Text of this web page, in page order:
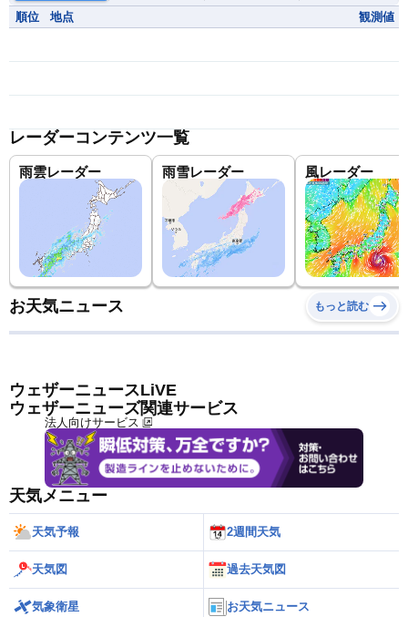
順位 地点 観測値
レーダーコンテンツ一覧
雨雲レーダー 雨雪レーダー 風レーダー
お天気ニュース もっと読む
ウェザーニュースLiVE
ウェザーニューズ関連サービス
法人向けサービス
天気メニュー
天気予報 2週間天気
天気図 過去天気図
気象衛星 お天気ニュース